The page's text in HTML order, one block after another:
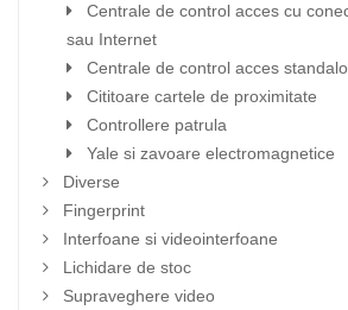
Centrale de control acces cu
sau Internet
Centrale de control acces
Cititoare cartele de proximitate
Controllere patrula
Yale si zavoare electromagnetice
Diverse
Fingerprint
Interfoane si videointerfoane
Lichidare de stoc
Supraveghere video